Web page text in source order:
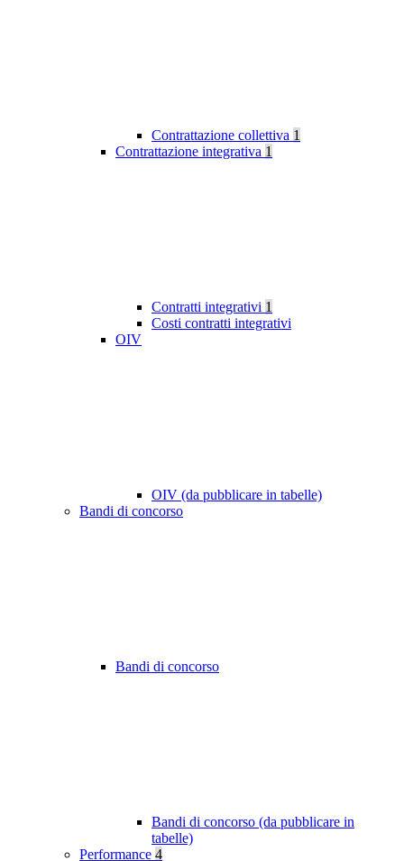
Contrattazione collettiva 1
Contrattazione integrativa 1
Contratti integrativi 1
Costi contratti integrativi
OIV
OIV (da pubblicare in tabelle)
Bandi di concorso
Bandi di concorso
Bandi di concorso (da pubblicare in
tabelle)
Performance 4